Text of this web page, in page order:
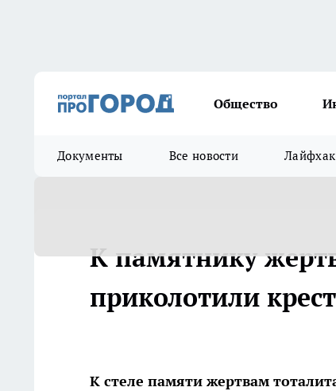
Общество
Документы Все новости Лайфхак
К памятнику
приколотили
К стеле памяти жертвам